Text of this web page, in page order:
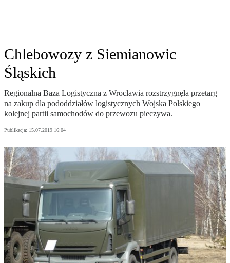
Chlebowozy z Siemianowic
Śląskich
Regionalna Baza Logistyczna z Wrocławia rozstrzygnęła przetarg
na zakup dla pododdziałów logistycznych Wojska Polskiego
kolejnej partii samochodów do przewozu pieczywa.
Publikacja: 15.07.2019 16:04